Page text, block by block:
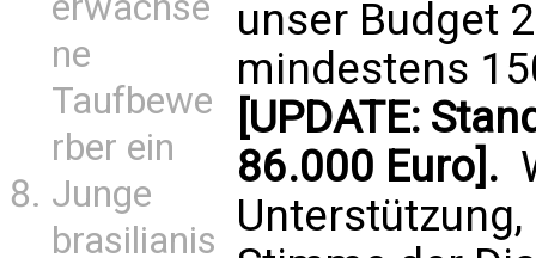
ne
Taufbewe
rber ein
Junge
brasilianis
unser Budget
mindestens
[UPDATE:
86.000 Euro].